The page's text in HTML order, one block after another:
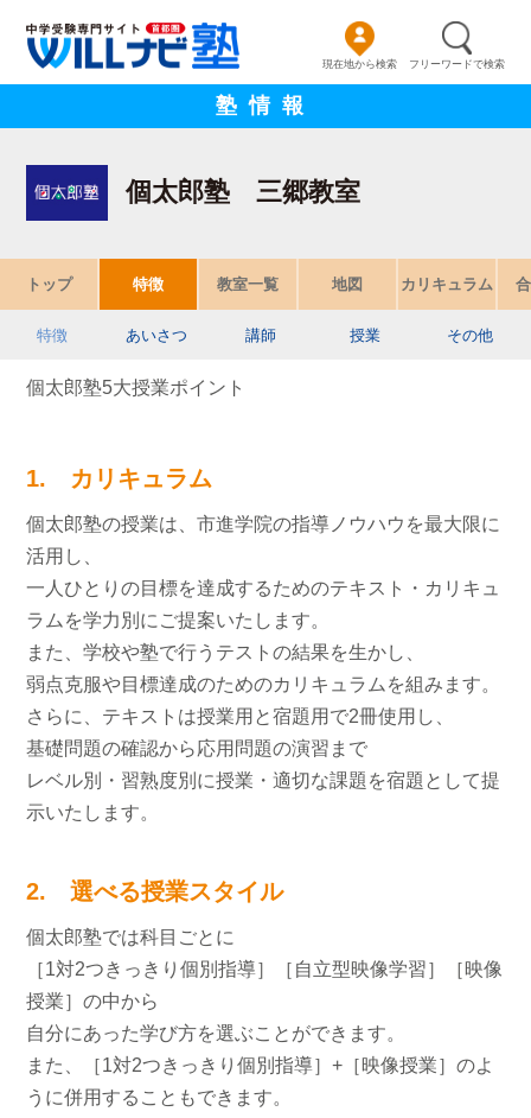
現在地から検索 フリーワードで検索
塾情報
個太郎塾 三郷教室
トップ 特徴 教室一覧 地図 カリキュラム
特徴 あいさつ 講師 授業 その他
個太郎塾5大授業ポイント
1. カリキュラム
個太郎塾の授業は、市進学院の指導ノウハウを最大限に
活用し、
一人ひとりの目標を達成するためのテキスト・カリキュ
ラムを学力別にご提案いたします。
また、学校や塾で行うテストの結果を生かし、
弱点克服や目標達成のためのカリキュラムを組みます。
さらに、テキストは授業用と宿題用で2冊使用し、
基礎問題の確認から応用問題の演習まで
レベル別・習熟度別に授業・適切な課題を宿題として提
示いたします。
2. 選べる授業スタイル
個太郎塾では科目ごとに
［1対2つきっきり個別指導］［自立型映像学習］［映像
授業］の中から
自分にあった学び方を選ぶことができます。
また、［1対2つきっきり個別指導］+［映像授業］のよ
うに併用することもできます。